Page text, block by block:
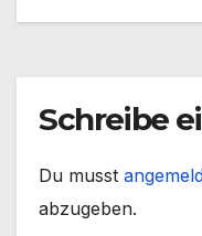
Schreibe
Du musst
abzugeben.